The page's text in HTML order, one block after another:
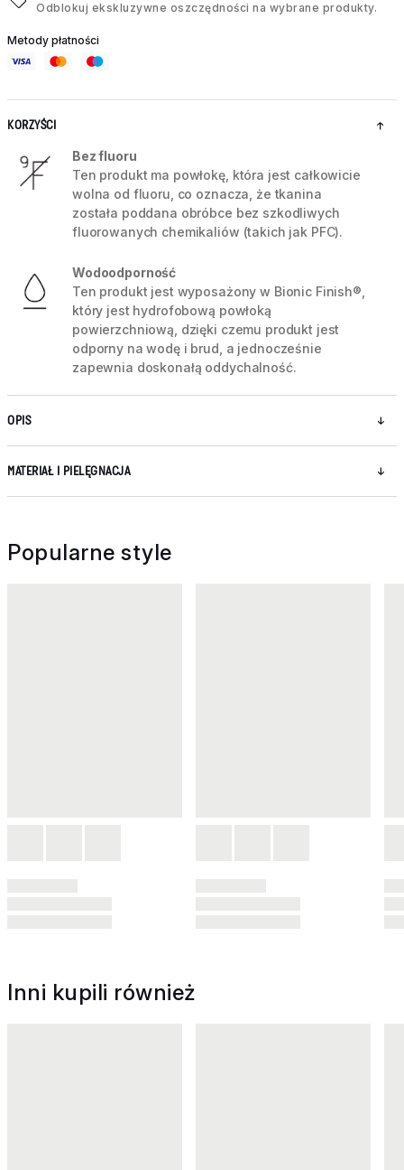
Odblokuj ekskluzywne oszczędności na wybrane produkty.
Metody płatności
KORZYŚCI
Bez fluoru
Ten produkt ma powłokę, która jest całkowicie
wolna od fluoru, co oznacza, że tkanina
została poddana obróbce bez szkodliwych
fluorowanych chemikaliów (takich jak PFC).
Wodoodporność
Ten produkt jest wyposażony w Bionic Finish®,
który jest hydrofobową powłoką
powierzchniową, dzięki czemu produkt jest
odporny na wodę i brud, a jednocześnie
zapewnia doskonałą oddychalność.
OPIS
MATERIAŁ I PIELĘGNACJA
Popularne style
Inni kupili również